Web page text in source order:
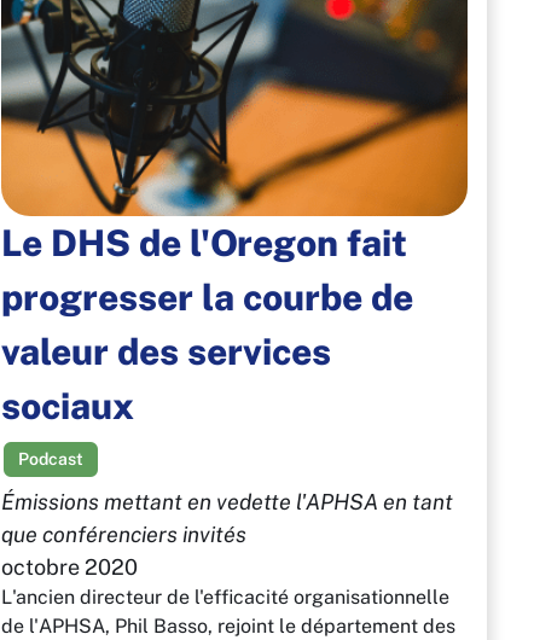
Le DHS de l'Oregon fait
progresser la courbe de
valeur des services
sociaux
Podcast
Émissions mettant en vedette l'APHSA en tant
que conférenciers invités
octobre 2020
L'ancien directeur de l'efficacité organisationnelle
de l'APHSA, Phil Basso, rejoint le département des